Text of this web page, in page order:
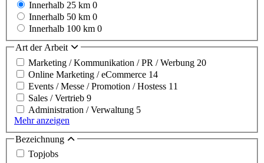
Innerhalb 25 km 0
Innerhalb 50 km 0
Innerhalb 100 km 0
Art der Arbeit
Marketing / Kommunikation / PR / Werbung 20
Online Marketing / eCommerce 14
Events / Messe / Promotion / Hostess 11
Sales / Vertrieb 9
Administration / Verwaltung 5
Mehr anzeigen
Bezeichnung
Topjobs